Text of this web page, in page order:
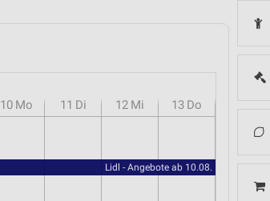
10 Mo 11 Di 12 Mi 13 Do
Lidl - Angebote ab 10.08.